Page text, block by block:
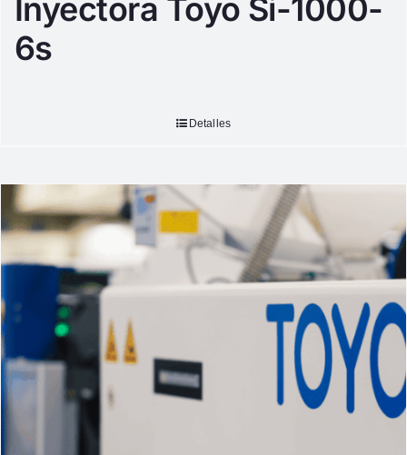
Inyectora Toyo Si-1000-
6s
Detalles